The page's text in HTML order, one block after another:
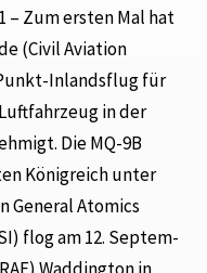
– Zum ersten Mal hat
(Civil Aviation
Inlandsflug für
in der
Die MQ-9B
Königreich unter
General Atomics
flog am 12. Septem-
Waddington in